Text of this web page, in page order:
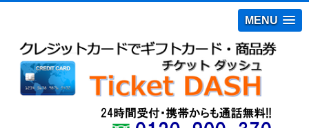
MENU